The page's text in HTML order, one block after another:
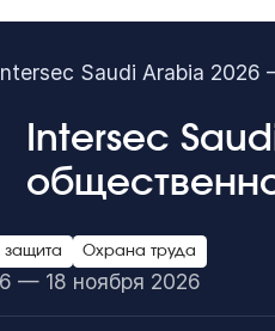
Saudi Arabia 2026
Intersec
защита Охрана труда
— 18 ноября 2026